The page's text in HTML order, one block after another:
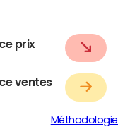
prix
ventes
Méthodologie